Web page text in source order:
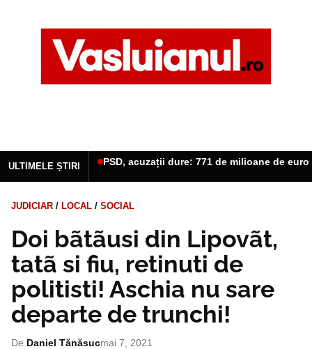
ULTIMELE ȘTIRI PSD, acuzații dure: 771 de milioane de
JUDICIAR / LOCAL / SOCIAL
Doi bãtãusi din Lipovãt,
tatã si fiu, retinuti de
politisti! Aschia nu sare
departe de trunchi!
De Daniel Tănăsucmai 7, 2021